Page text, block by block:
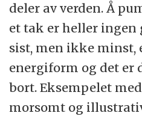
deler av verden. Å
et tak er heller ingen
sist, men ikke minst,
energiform og det er
bort. Eksempelet
morsomt og